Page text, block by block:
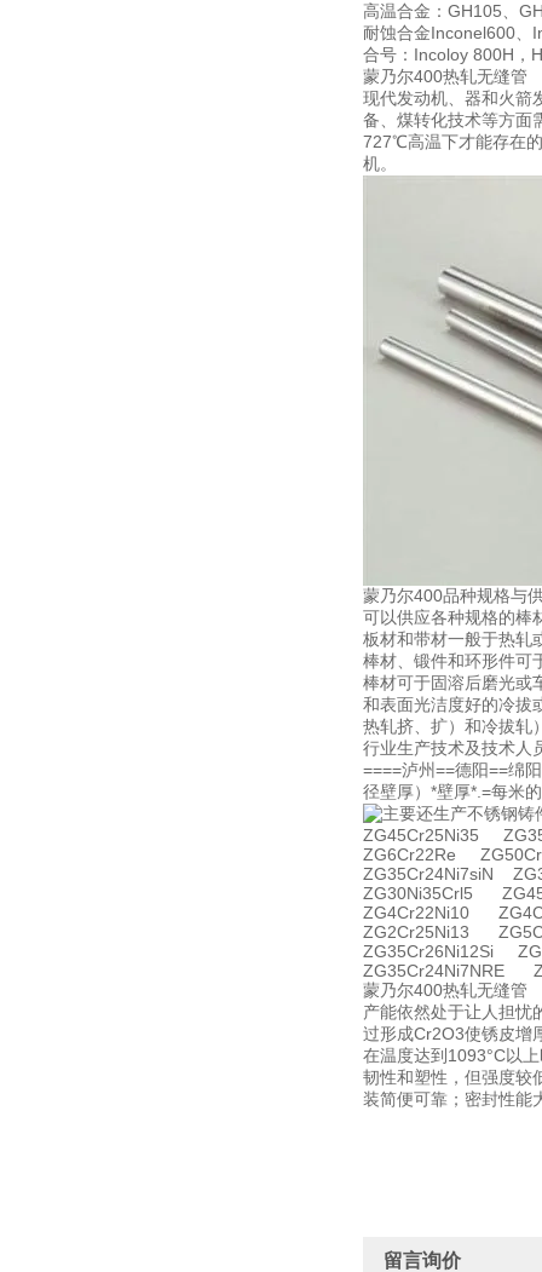
高温合金：GH105、
耐蚀合金Inconel600、
合号：Incoloy 800H，
蒙乃尔400热轧无缝管
现代发动机、器和火箭
备、煤转化技术等方
727℃高温下才能存在
机。
蒙乃尔400品种规格与
可以供应各种规格的棒
板材和带材一般于热轧
棒材、锻件和环形件可
棒材可于固溶后磨光
和表面光洁度好的冷拔
热轧挤、扩）和冷拔
行业生产技术及技术
====泸州==德阳==绵
径壁厚）*壁厚*.=每米
主要还生产不锈钢铸
ZG45Cr25Ni35
ZG6Cr22Re
ZG35Cr24Ni7siN
ZG30Ni35Crl5
ZG4Cr22Ni10
ZG2Cr25Ni13
ZG35Cr26Ni12Si
ZG35Cr24Ni7NRE
蒙乃尔400热轧无缝管
产能依然处于让人担
过形成Cr2O3使锈皮增
在温度达到1093°C以
韧性和塑性，但强度较
装简便可靠；密封性能
留言询价